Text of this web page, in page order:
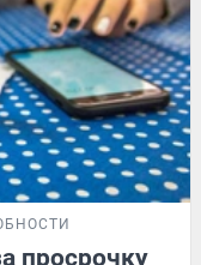
просрочку